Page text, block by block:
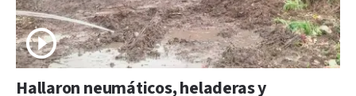
Hallaron neumáticos, heladeras y